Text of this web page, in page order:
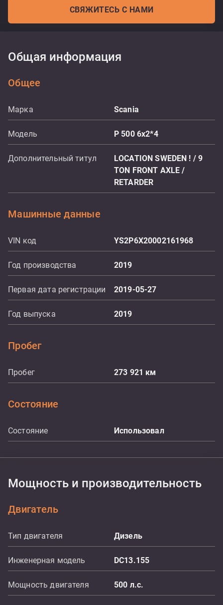
СВЯЖИТЕСЬ С НАМИ
Общая информация
Общее
Марка Scania
Модель P 500 6x2*4
Дополнительный титул
LOCATION SWEDEN ! / 9
TON FRONT AXLE /
RETARDER
Машинные данные
VIN код YS2P6X20002161968
Год производства 2019
Первая дата регистрации 2019-05-27
Год выпуска 2019
Пробег
Пробег 273 921 км
Состояние
Состояние Использовал
Мощность и производительность
Двигатель
Тип двигателя Дизель
Инженерная модель DC13.155
Мощность двигателя 500 л.с.